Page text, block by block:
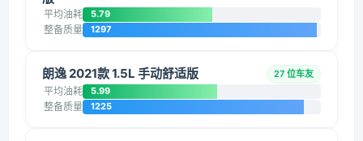
平均油耗 5.79
整备质量 1297
朗逸 2021款 1.5L 手动舒适版 27 位车友
平均油耗 5.99
整备质量 1225